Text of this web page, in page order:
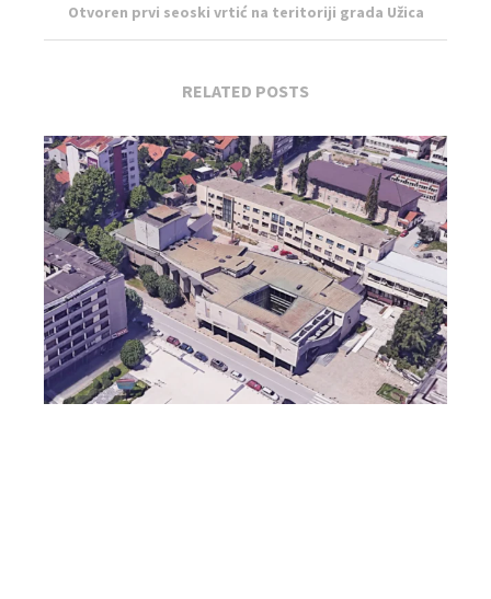
Otvoren prvi seoski vrtić na teritoriji grada Užica
RELATED POSTS